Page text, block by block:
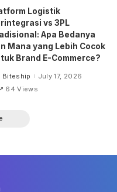
Logistik
vs 3PL
Apa Bedanya
Mana yang Lebih Cocok
Brand E-Commerce?
Biteship
July 17, 2026
64 Views